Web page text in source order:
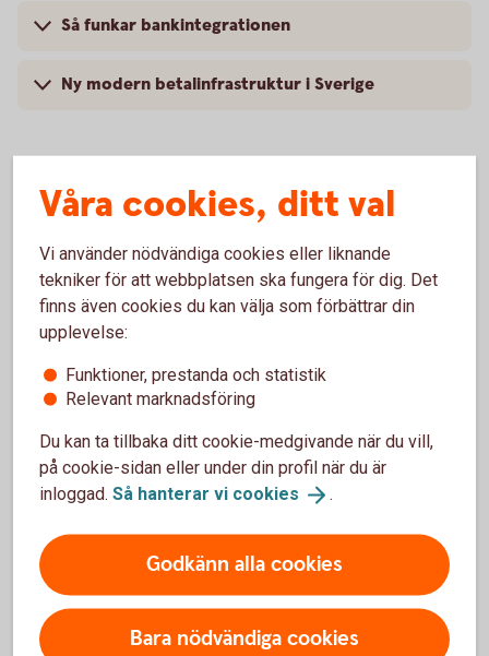
Så funkar bankintegrationen
Ny modern betalinfrastruktur i Sverige
Hantera er ekonomi på ett
enkelt,snabbtochsäkert
sätt med bankintegration.
Våra cookies, ditt val
Vi använder nödvändiga cookies eller liknande
tekniker för att webbplatsen ska fungera för dig. Det
finns även cookies du kan välja som förbättrar din
upplevelse:
Funktioner, prestanda och statistik
Relevant marknadsföring
Du kan ta tillbaka ditt cookie-medgivande när du vill,
på cookie-sidan eller under din profil när du är
inloggad. Så hanterar vi cookies .
Godkänn alla cookies
Bara nödvändiga cookies